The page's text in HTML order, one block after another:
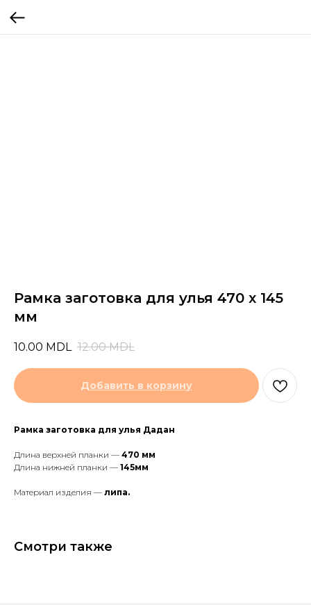
Рамка заготовка для улья 470 x 145
мм
10.00 MDL 12.00 MDL
Добавить в корзину
Рамка заготовка для улья Дадан
Длина верхней планки — 470 мм
Длина нижней планки — 145мм
Материал изделия — липа.
Смотри также